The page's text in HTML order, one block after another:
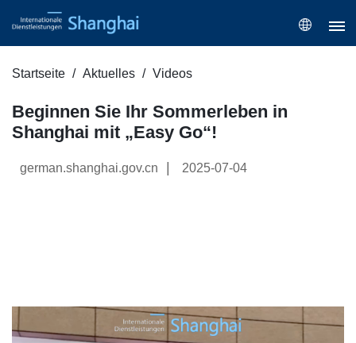
Startseite Aktuelles Videos
Beginnen Sie Ihr Sommerleben in
Shanghai mit „Easy Go“!
german.shanghai.gov.cn 2025-07-04